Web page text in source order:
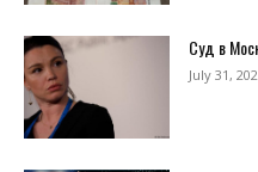
Суд в
July 31,